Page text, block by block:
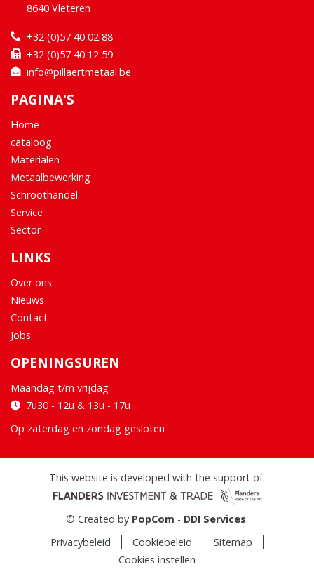
8640 Vleteren
+32 (0)57 40 02 88
+32 (0)57 40 12 59
info@pillaertmetaal.be
PAGINA'S
Home
cataloog
Materialen
Metaalbewerking
Schroothandel
Service
Sector
LINKS
Over ons
Nieuws
Contact
Jobs
OPENINGSUREN
Maandag t/m vrijdag
7u30 - 12u & 13u - 17u
Op zaterdag en zondag gesloten
This website is developed with the support of:
© Created by PopCom - DDI Services.
Privacybeleid
Cookiebeleid
Sitemap
Cookies instellen